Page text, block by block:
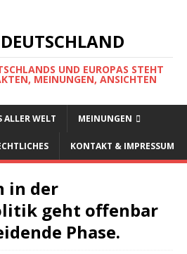
UND EUROPAS STEHT
MEINUNGEN, ANSICHTEN
ALLER WELT MEINUNGEN
KONTAKT & IMPRESSUM
in der
geht offenbar
Phase.